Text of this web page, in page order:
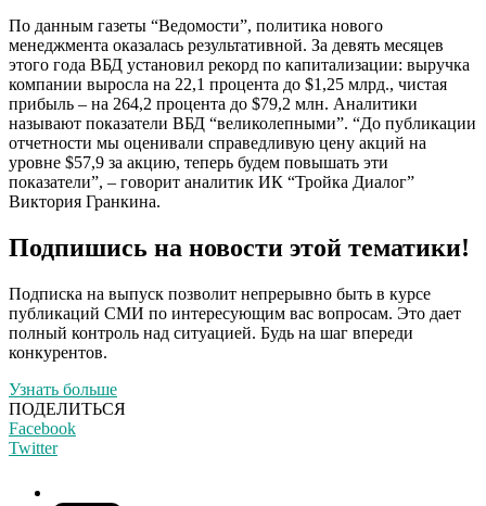
По данным газеты “Ведомости”, политика нового
менеджмента оказалась результативной. За девять месяцев
этого года ВБД установил рекорд по капитализации: выручка
компании выросла на 22,1 процента до $1,25 млрд., чистая
прибыль – на 264,2 процента до $79,2 млн. Аналитики
называют показатели ВБД “великолепными”. “До публикации
отчетности мы оценивали справедливую цену акций на
уровне $57,9 за акцию, теперь будем повышать эти
показатели”, – говорит аналитик ИК “Тройка Диалог”
Виктория Гранкина.
Подпишись на новости этой тематики!
Подписка на выпуск позволит непрерывно быть в курсе
публикаций СМИ по интересующим вас вопросам. Это дает
полный контроль над ситуацией. Будь на шаг впереди
конкурентов.
Узнать больше
ПОДЕЛИТЬСЯ
Facebook
Twitter